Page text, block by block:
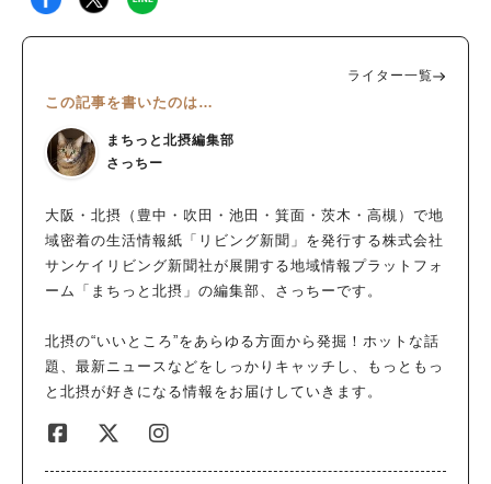
ライター一覧
この記事を書いたのは…
まちっと北摂編集部
さっちー
大阪・北摂（豊中・吹田・池田・箕面・茨木・高槻）で地
域密着の生活情報紙「リビング新聞」を発行する株式会社
サンケイリビング新聞社が展開する地域情報プラットフォ
ーム「まちっと北摂」の編集部、さっちーです。
北摂の“いいところ”をあらゆる方面から発掘！ホットな話
題、最新ニュースなどをしっかりキャッチし、もっともっ
と北摂が好きになる情報をお届けしていきます。